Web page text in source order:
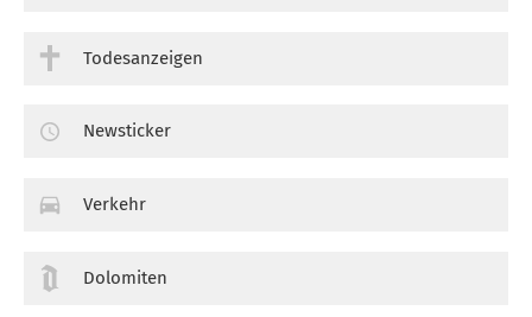
Todesanzeigen
Newsticker
Verkehr
Dolomiten